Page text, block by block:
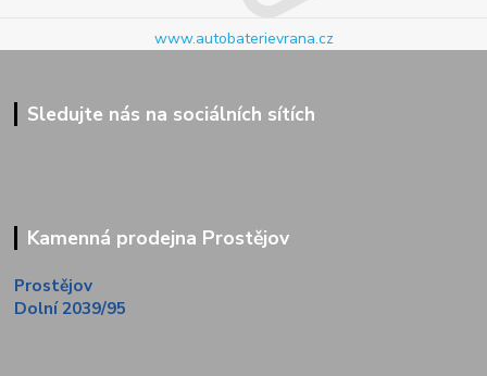
www.autobaterievrana.cz
Sledujte nás na sociálních sítích
Kamenná prodejna Prostějov
Prostějov
Dolní 2039/95